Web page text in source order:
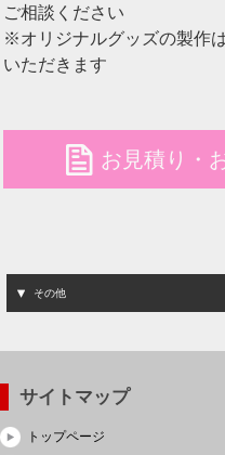
ご相談ください
※オリジナルグッズの製作
いただきます
file お見積り・
その他
サイトマップ
トップページ